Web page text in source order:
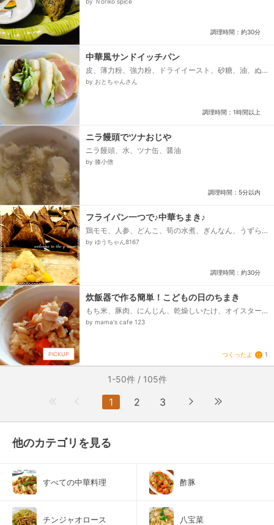
ー、＊クミンパウダー、＊レッドペッパー、＊ターメ
リック、＊ガラムマサラ、＊塩、砂糖、醤油、ブラッ
調理時間：約30分
中華風サンドイッチパン
皮、薄力粉、強力粉、ドライイースト、砂糖、油、ぬ
るま湯、挟むもの 二種類、1、レタス、ハム、スライ
by おとちゃんさん
調理時間：1時間以上
ニラ饅頭でツナおじや
ニラ饅頭、水、ツナ缶、醤油
by 膝小僧
調理時間：5分以内
フライパン一つで♪中華ちまき♪
鶏モモ、人参、どんこ、筍の水煮、ぎんなん、うずら
卵、栗甘露煮、もち米、サラダ油、★調味料★、しょ
by ゆうちゃん8167
調理時間：約30分
PICKUP
炊飯器で作る簡単！こどもの日のちまき
もち米、豚肉、にんじん、乾燥しいたけ、オイスター
ソース、◎オイスターソース、◎酒、◎鶏ガラスープの
by mama's cafe 123
つくったよ 1
1-50件 / 105件
1 2 3
他のカテゴリを見る
すべての中華料理 酢豚
チンジャオロース 八宝菜